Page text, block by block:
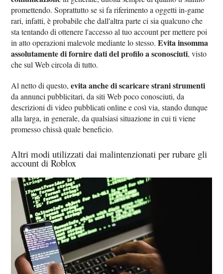
promettendo. Soprattutto se si fa riferimento a oggetti in-game
rari, infatti, è probabile che dall'altra parte ci sia qualcuno che
sta tentando di ottenere l'accesso al tuo account per mettere poi
in atto operazioni malevole mediante lo stesso.Evita insomma
assolutamente di fornire dati del profilo a sconosciuti, visto
che sul Web circola di tutto.
Al netto di questo,evita anche di scaricare strani strumenti
da annunci pubblicitari, da siti Web poco conosciuti, da
descrizioni di video pubblicati online e così via, stando dunque
alla larga, in generale, da qualsiasi situazione in cui ti viene
promesso chissà quale beneficio.
Altri modi utilizzati dai malintenzionati per rubare gli
account di Roblox